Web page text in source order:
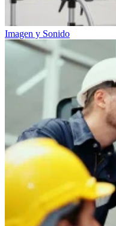
Imagen y Sonido